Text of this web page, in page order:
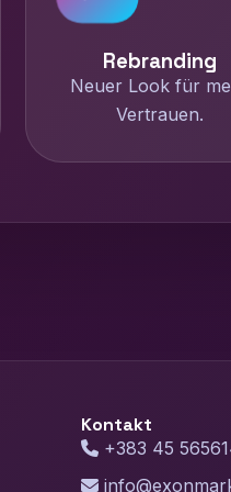
Rebranding
Neuer Look für
Vertrauen.
Kontakt
+383 45